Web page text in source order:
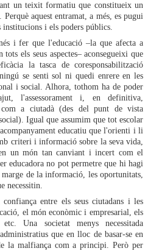
un teixit formatiu que constitueix un
aquest entramat, a més, es pugui
i els poders públics.
i fer que l'educació –la que afecta a
els seus aspectes– aconsegueixi que
la tasca de coresponsabilització
se senti sol ni quedi enrere en les
i social. Alhora, tothom ha de poder
l'assessorament i, en definitiva,
a ciutadà (des del punt de vista
Igual que assumim que tot escolar
educatiu que l'orienti i li
criteri i informació sobre la seva vida,
un món tan canviant i incert com el
educadora no pot permetre que hi hagi
de la informació, les oportunitats,
necessitin.
entre els seus ciutadans i les
el món econòmic i empresarial, els
Una societat menys necessitada
que en lloc de basar-se en
la malfiança com a principi. Però per